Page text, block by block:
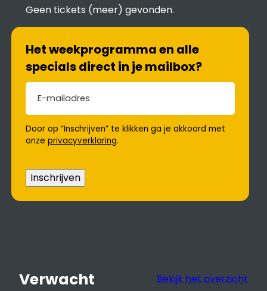
Geen tickets (meer) gevonden.
Het weekprogramma en alle
specials direct in je mailbox?
E-mailadres
Door op “Inschrijven” te klikken ga je akkoord met
onzeprivacyverklaring.
Inschrijven
Verwacht Bekijk het overzicht